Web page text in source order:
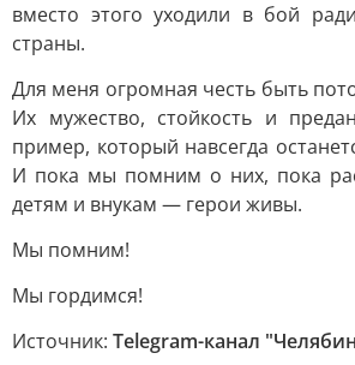
вместо этого уходили в бой
страны.
Для меня огромная честь быть
Их мужество, стойкость и
пример, который навсегда
И пока мы помним о них, пока
детям и внукам — герои живы.
Мы помним!
Мы гордимся!
Источник: Telegram-канал